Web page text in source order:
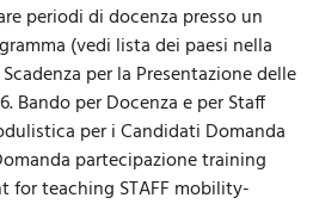
periodi di docenza presso un
(vedi lista dei paesi nella
per la Presentazione delle
Bando per Docenza e per Staff
per i Candidati Domanda
partecipazione training
for teaching STAFF mobility-